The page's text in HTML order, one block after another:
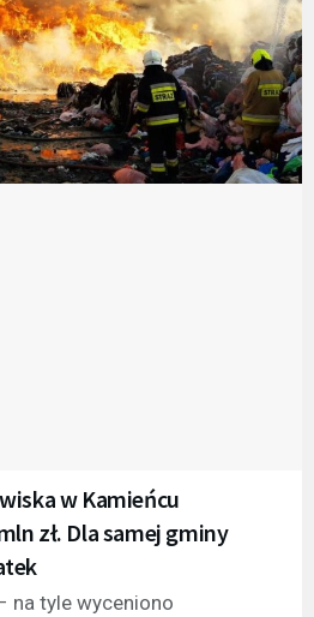
w Kamieńcu
zł. Dla samej gminy
na tyle wyceniono